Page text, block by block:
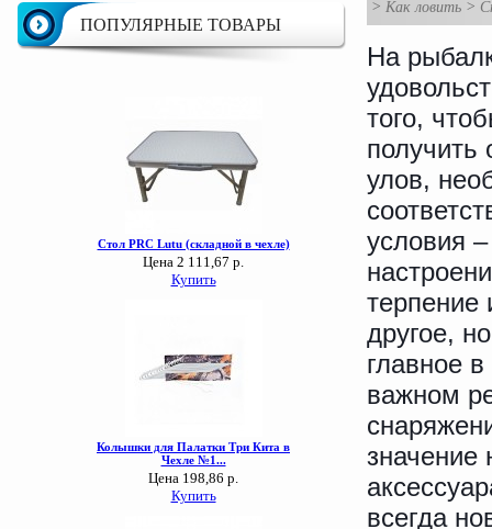
ПОПУЛЯРНЫЕ ТОВАРЫ
> Как ловить >
На
того,
получить
улов,
условия
терпение
другое,
главное
важном
значение
всегда